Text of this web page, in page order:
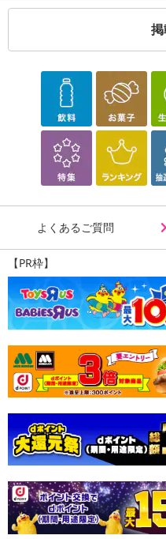
よくあるご質問
【PR枠】